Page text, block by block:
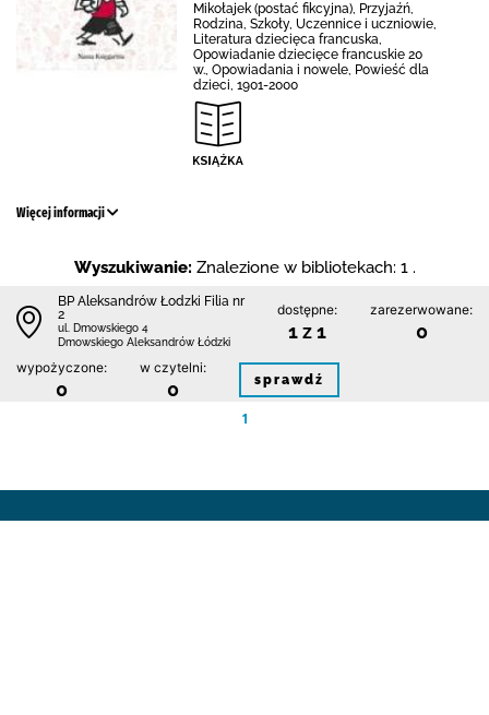
Mikołajek (postać fikcyjna), Przyjaźń,
Rodzina, Szkoły, Uczennice i uczniowie,
Literatura dziecięca francuska,
Opowiadanie dziecięce francuskie 20
w., Opowiadania i nowele, Powieść dla
dzieci, 1901-2000
Więcej informacji
Wyszukiwanie: Znalezione w bibliotekach: 1 .
BP Aleksandrów Łodzki Filia nr
2
ul. Dmowskiego 4
Dmowskiego Aleksandrów Łódzki
dostępne:
1 z 1
zarezerwowane:
0
wypożyczone:
0
w czytelni:
0 sprawdź
1